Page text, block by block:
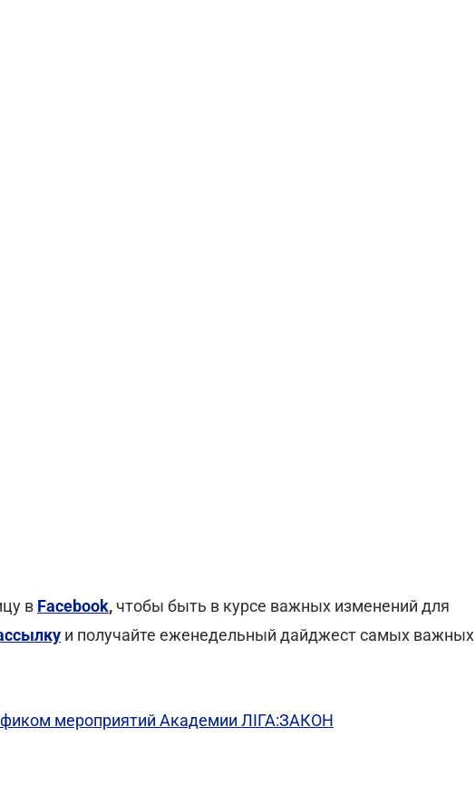
в Facebook, чтобы быть в курсе важных изменений для
и получайте еженедельный дайджест самых важных
мероприятий Академии ЛІГА:ЗАКОН